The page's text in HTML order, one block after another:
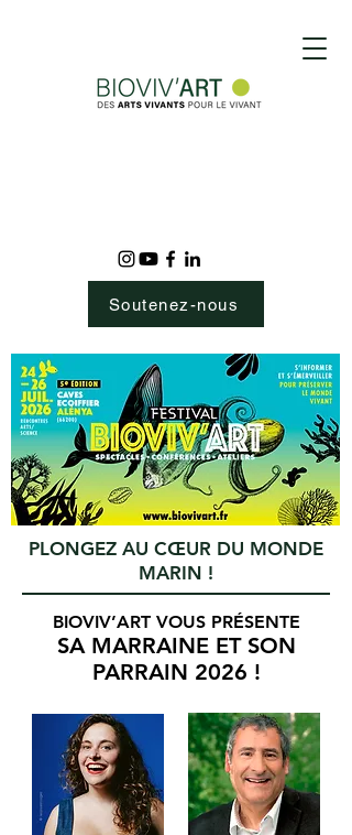
Soutenez-nous
PLONGEZ AU CŒUR DU MONDE
MARIN !
BIOVIV’ART VOUS PRÉSENTE
SA MARRAINE ET SON
PARRAIN 2026 !